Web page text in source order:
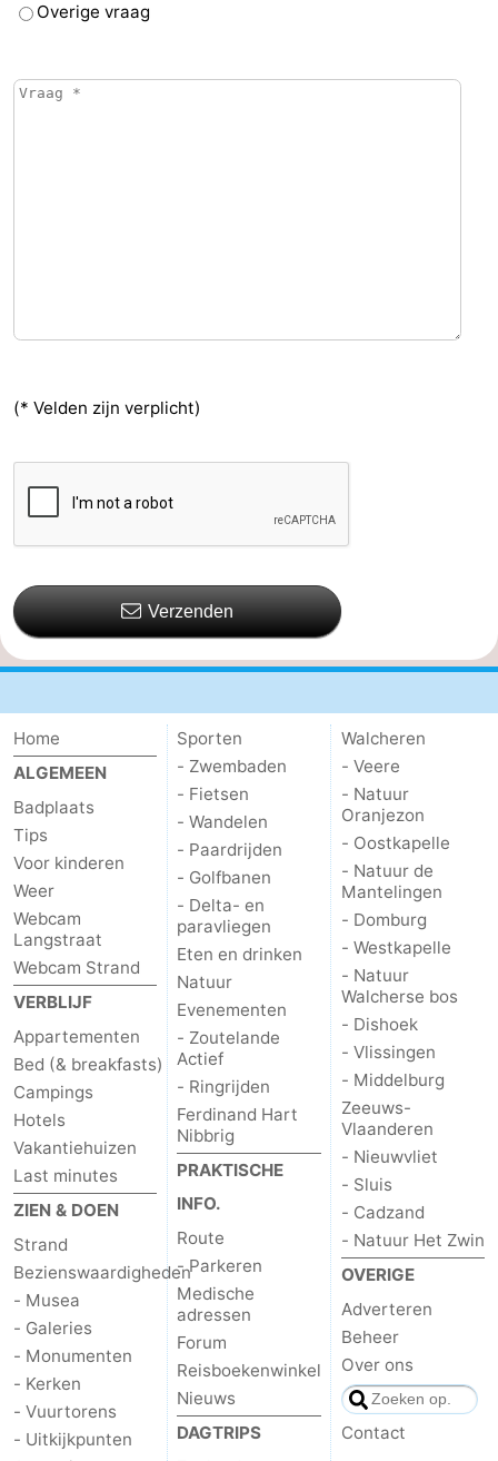
Overige vraag
(* Velden zijn verplicht)
Verzenden
Home
ALGEMEEN
Badplaats
Tips
Voor kinderen
Weer
Webcam
Langstraat
Webcam Strand
VERBLIJF
Appartementen
Bed (& breakfasts)
Campings
Hotels
Vakantiehuizen
Last minutes
ZIEN & DOEN
Strand
Bezienswaardigheden
- Musea
- Galeries
- Monumenten
- Kerken
- Vuurtorens
- Uitkijkpunten
Sporten
- Zwembaden
- Fietsen
- Wandelen
- Paardrijden
- Golfbanen
- Delta- en
paravliegen
Eten en drinken
Natuur
Evenementen
- Zoutelande
Actief
- Ringrijden
Ferdinand Hart
Nibbrig
PRAKTISCHE
INFO.
Route
- Parkeren
Medische
adressen
Forum
Reisboekenwinkel
Nieuws
DAGTRIPS
Walcheren
- Veere
- Natuur
Oranjezon
- Oostkapelle
- Natuur de
Mantelingen
- Domburg
- Westkapelle
- Natuur
Walcherse bos
- Dishoek
- Vlissingen
- Middelburg
Zeeuws-
Vlaanderen
- Nieuwvliet
- Sluis
- Cadzand
- Natuur Het Zwin
OVERIGE
Adverteren
Beheer
Over ons
Contact